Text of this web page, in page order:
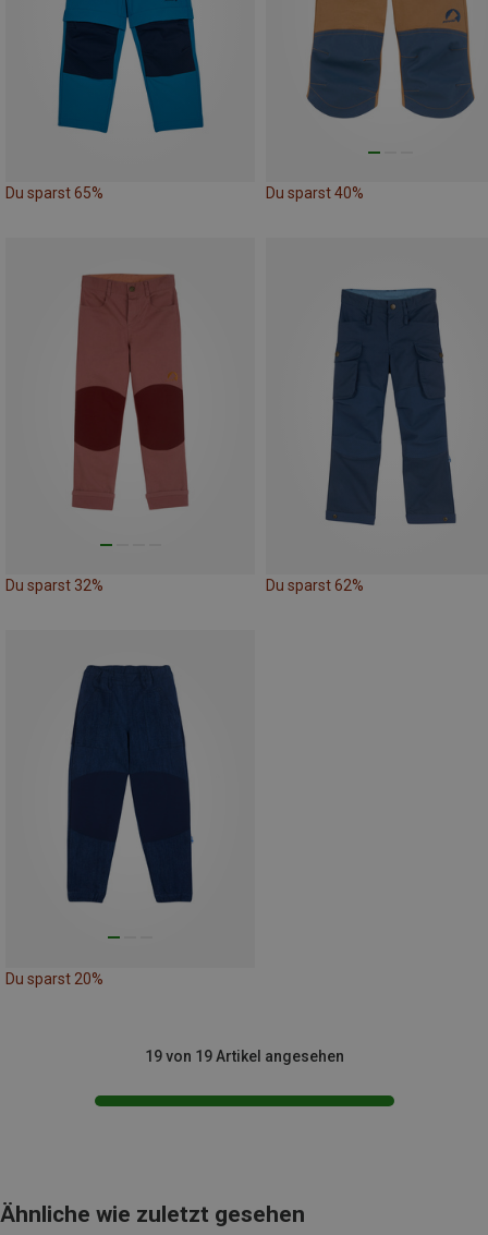
Du sparst 65% Du sparst 40%
Du sparst 32% Du sparst 62%
Du sparst 20%
19 von 19 Artikel angesehen
Ähnliche wie zuletzt gesehen